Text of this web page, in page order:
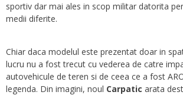
sportiv dar mai ales in scop militar datorita
medii diferite.
Chiar daca modelul este prezentat doar in
lucru nu a fost trecut cu vederea de catre
autovehicule de teren si de ceea ce a fost
legenda. Din imagini, noul Carpatic arata